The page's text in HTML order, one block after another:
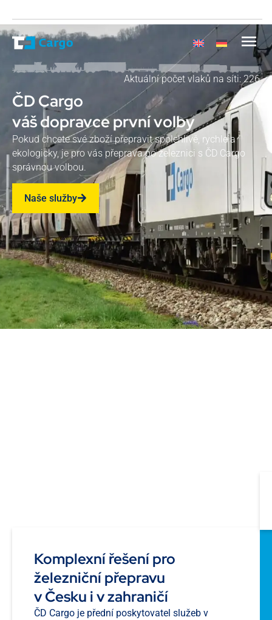
Aktuální počet vlaků na síti: 226
ČD Cargo
váš dopravce první volby
Pokud chcete své zboží přepravit spolehlivě, rychle a
ekologicky, je pro vás přeprava po železnici s ČD Cargo
správnou volbou.
Naše služby
Komplexní řešení pro
železniční přepravu
v Česku i v zahraničí
ČD Cargo je přední poskytovatel služeb v